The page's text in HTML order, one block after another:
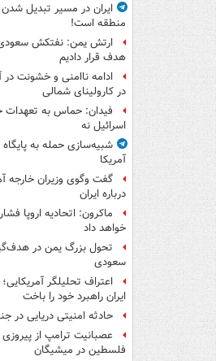
ایران در مسیر تبدیل
منطقه است!
ارتش یمن: نفتکش
هدف قرار دادیم
ادامه ناامنی و خشونت
در کارولینای شمالی
فیدان: حماس به تعهدات
اسرائیل نه
شبیه‌سازی حمله به
آمریکا
گفت وگوی وزیران خارجه
درباره ایران
ماکرون: اتحادیه اروپا
خواهد داد
تحول بزرگ یمن در
سعودی
اعتراف تحلیلگر
ایران راهبرد خود را باخت
حادثه امنیتی دریایی
عصبانیت ترامپ از
فلسطین در میشیگان